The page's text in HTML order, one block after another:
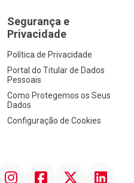
Segurança e
Privacidade
Política de Privacidade
Portal do Titular de Dados
Pessoais
Como Protegemos os Seus
Dados
Configuração de Cookies
InstagramFacebookTwitter Linkedin